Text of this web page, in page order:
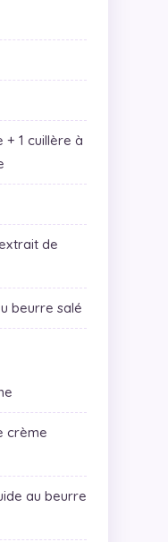
1 cuillère à
de
beurre salé
crème
au beurre